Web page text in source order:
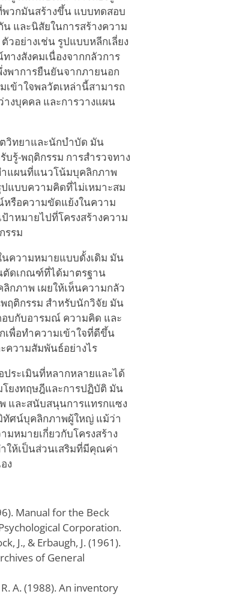
วกมันสร้างขึ้น แบบทดสอบ
และนิสัยในการสร้างความ
วอย่างเช่น รูปแบบหลีกเลี่ยง
างสังคมเนื่องจากกลัวการ
พาการยืนยันจากภายนอก
เข้าใจพลวัตเหล่านี้สามารถ
งบุคคล และการวางแผน
วิทยาและนักบำบัด มัน
รู้-พฤติกรรม การสำรวจทาง
ำแผนที่แนวโน้มบุคลิกภาพ
แบบความคิดที่ไม่เหมาะสม
รือความขัดแย้งในความ
าหมายไปที่โครงสร้างความ
รรม
นความหมายแบบดั้งเดิม มัน
ตัดเกณฑ์ที่ได้มาตรฐาน
ภาพ เผยให้เห็นความกลัว
ฤติกรรม สำหรับนักวิจัย มัน
บกับอารมณ์ ความคิด และ
เพื่อทำความเข้าใจที่ดีขึ้น
ความสัมพันธ์อย่างไร
ประเมินที่หลากหลายและได้
โยงทฤษฎีและการปฏิบัติ มัน
และสนับสนุนการแทรกแซง
ทัศน์บุคลิกภาพผู้ใหญ่ แม้ว่า
หมายเกี่ยวกับโครงสร้าง
ห้เป็นส่วนเสริมที่มีคุณค่า
ง
Manual for the Beck
Corporation.
J., & Erbaugh, J. (1961).
of General
A. (1988). An inventory